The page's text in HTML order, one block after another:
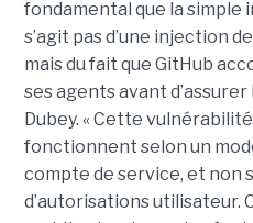
fondamental que la simple
s’agit pas d’une injection
mais du fait que GitHub
ses agents avant
Dubey. « Cette
fonctionnent selon un
compte de service, et non
d’autorisations utilisateur.